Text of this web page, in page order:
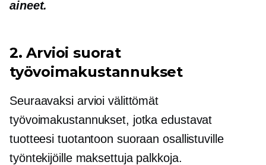
aineet.
2. Arvioi suorat
työvoimakustannukset
Seuraavaksi arvioi välittömät
työvoimakustannukset, jotka edustavat
tuotteesi tuotantoon suoraan osallistuville
työntekijöille maksettuja palkkoja.